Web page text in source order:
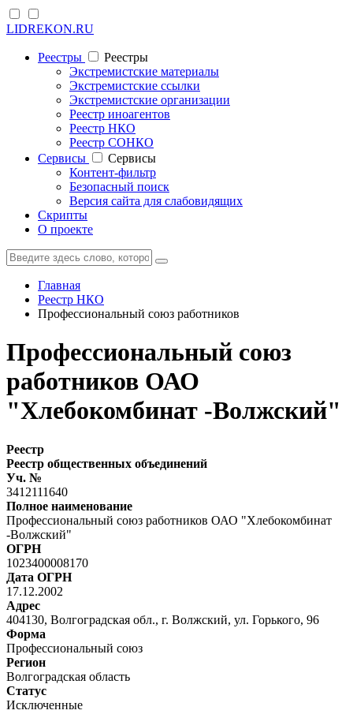
LIDREKON.RU
Реестры
Реестры
Экстремистские материалы
Экстремистские ссылки
Экстремистские организации
Реестр иноагентов
Реестр НКО
Реестр СОНКО
Cервисы
Cервисы
Контент-фильтр
Безопасный поиск
Версия сайта для слабовидящих
Скрипты
О проекте
Главная
Реестр НКО
Профессиональный союз работников
Профессиональный союз
работников ОАО
"Хлебокомбинат -Волжский"
Реестр
Реестр общественных объединений
Уч. №
3412111640
Полное наименование
Профессиональный союз работников ОАО "Хлебокомбинат
-Волжский"
ОГРН
1023400008170
Дата ОГРН
17.12.2002
Адрес
404130, Волгоградская обл., г. Волжский, ул. Горького, 96
Форма
Профессиональный союз
Регион
Волгоградская область
Статус
Исключенные